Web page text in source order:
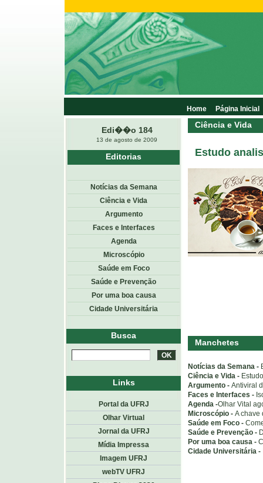
Edi��o 184
13 de agosto de 2009
Ciência e Vida
Estudo
Manchetes
Notícias da Semana -
Ciência e Vida -
Argumento - Antiviral
Faces e Interfaces -
Agenda -Olhar Vital
Microscópio - A chave
Saúde em Foco -
Saúde e Prevenção -
Por uma boa causa -
Cidade Universitária -
Editorias
Notícias da Semana
Ciência e Vida
Argumento
Faces e Interfaces
Agenda
Microscópio
Saúde em Foco
Saúde e Prevenção
Por uma boa causa
Cidade Universitária
Busca
Home Página Inicial
Links
Portal da UFRJ
Olhar Virtual
Jornal da UFRJ
Mídia Impressa
Imagem UFRJ
webTV UFRJ